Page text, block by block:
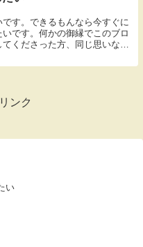
です。できるもんなら今すぐに
です。何かの御縁でこのブロ
てくださった方、同じ思いなん
ですよね。退職代行っていうサ
ンク
い